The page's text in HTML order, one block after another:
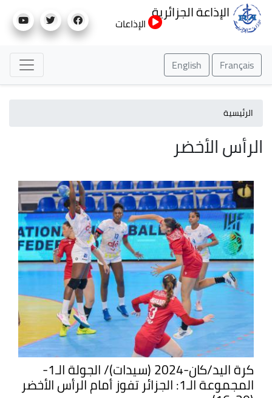
إلى
الإذاعة الجزائرية
الإذاعات
Français
English
الرئيسية
الرأس الأخضر
كرة اليد/كان-2024 (سيدات)/ الجولة الـ1-
المجموعة الـ1: الجزائر تفوز أمام الرأس الأخضر